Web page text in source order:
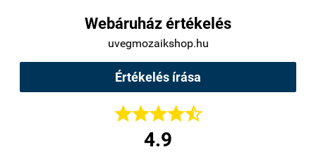
Webáruház értékelés
uvegmozaikshop.hu
Értékelés írása

4.9